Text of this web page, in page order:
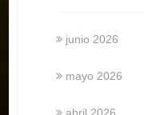
junio 2026
mayo 2026
abril 2026